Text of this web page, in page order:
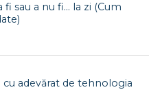
fi sau a nu fi… la zi (Cum
adevărat de tehnologia